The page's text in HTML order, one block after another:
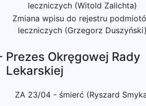
leczniczych (Witold Zalichta)
Zmiana wpisu do rejestru
leczniczych (Grzegorz
Prezes Okręgowej Rady
Lekarskiej
ZA 23/04 - śmierć (Ryszard